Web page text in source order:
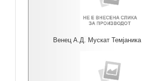
Венец А.Д. Мускат